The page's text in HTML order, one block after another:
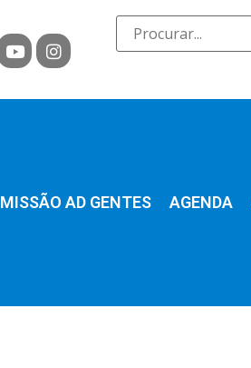
MISSÃO AD GENTES AGENDA